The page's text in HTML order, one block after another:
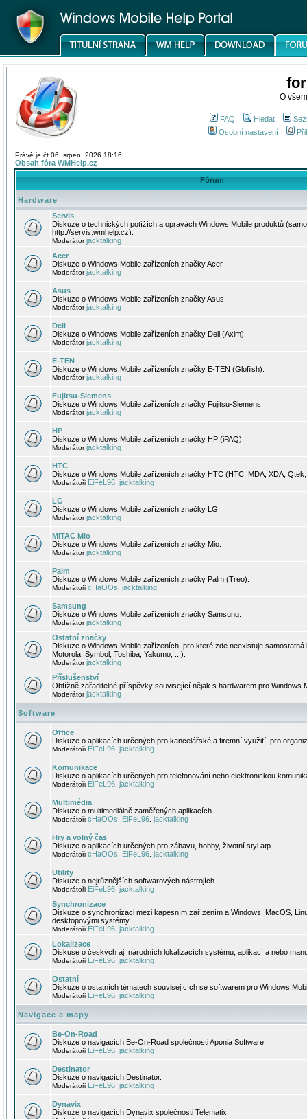
O
FAQ Hledat
Osobní nastavení
Právě je čt 06. srpen, 2026 18:16
Obsah fóra WMHelp.cz
Fórum
Hardware
Servis
Diskuze o technických potížích a opravách Windows Mobile produktů
http://servis.wmhelp.cz).
Moderátorjacktalking
Acer
Diskuze o Windows Mobile zařízeních značky Acer.
Moderátorjacktalking
Asus
Diskuze o Windows Mobile zařízeních značky Asus.
Moderátorjacktalking
Dell
Diskuze o Windows Mobile zařízeních značky Dell (Axim).
Moderátorjacktalking
E-TEN
Diskuze o Windows Mobile zařízeních značky E-TEN (Glofiish).
Moderátorjacktalking
Fujitsu-Siemens
Diskuze o Windows Mobile zařízeních značky Fujitsu-Siemens.
Moderátorjacktalking
HP
Diskuze o Windows Mobile zařízeních značky HP (iPAQ).
Moderátorjacktalking
HTC
Diskuze o Windows Mobile zařízeních značky HTC (HTC, MDA, XDA,
Moderátoři EiFeL96 jacktalking
LG
Diskuze o Windows Mobile zařízeních značky LG.
Moderátorjacktalking
MiTAC Mio
Diskuze o Windows Mobile zařízeních značky Mio.
Moderátorjacktalking
Palm
Diskuze o Windows Mobile zařízeních značky Palm (Treo).
Moderátoři cHaOOs jacktalking
Samsung
Diskuze o Windows Mobile zařízeních značky Samsung.
Moderátorjacktalking
Ostatní značky
Diskuze o Windows Mobile zařízeních, pro které zde neexistuje
Motorola, Symbol, Toshiba, Yakumo, ...).
Moderátorjacktalking
Příslušenství
Obtížně zařaditelné příspěvky související nějak s hardwarem pro Windows
Moderátorjacktalking
Software
Office
Diskuze o aplikacích určených pro kancelářské a firemní využití, pro
Moderátoři EiFeL96 jacktalking
Komunikace
Diskuze o aplikacích určených pro telefonování nebo elektronickou
Moderátoři EiFeL96 jacktalking
Multimédia
Diskuze o multimediálně zaměřených aplikacích.
Moderátoři cHaOOs EiFeL96 jacktalking
Hry a volný čas
Diskuze o aplikacích určených pro zábavu, hobby, životní styl atp.
Moderátoři cHaOOs EiFeL96 jacktalking
Utility
Diskuze o nejrůznějších softwarových nástrojích.
Moderátoři EiFeL96 jacktalking
Synchronizace
Diskuze o synchronizaci mezi kapesním zařízením a Windows, MacOS,
desktopovými systémy.
Moderátoři EiFeL96 jacktalking
Lokalizace
Diskuse o českých aj. národních lokalizacích systému, aplikací a nebo
Moderátoři EiFeL96 jacktalking
Ostatní
Diskuze o ostatních tématech souvisejících se softwarem pro Windows
Moderátoři EiFeL96 jacktalking
Navigace a mapy
Be-On-Road
Diskuze o navigacích Be-On-Road společnosti Aponia Software.
Moderátoři EiFeL96 jacktalking
Destinator
Diskuze o navigacích Destinator.
Moderátoři EiFeL96 jacktalking
Dynavix
Diskuze o navigacích Dynavix společnosti Telematix.